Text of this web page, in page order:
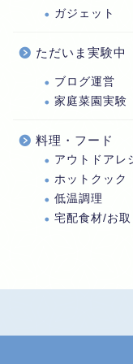
ガジェット
ただいま実験中
ブログ運営
家庭菜園実験
料理・フード
アウトドアレ
ホットクック
低温調理
宅配食材/お